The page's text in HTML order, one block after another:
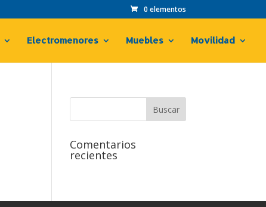
0 elementos
Electromenores Muebles Movilidad
Comentarios
recientes